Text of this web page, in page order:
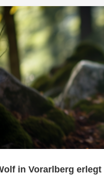
in Vorarlberg erlegt